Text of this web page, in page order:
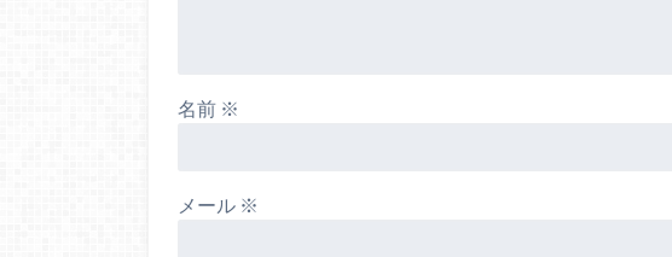
名前 ※
メール ※